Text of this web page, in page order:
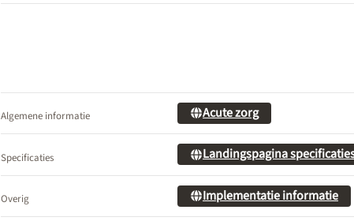
Algemene informatie Acute zorg
Specificaties Landingspagina
Overig Implementatie informatie